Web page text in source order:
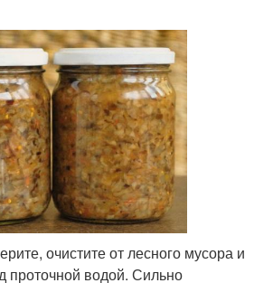
очистите от лесного мусора и
проточной водой. Сильно